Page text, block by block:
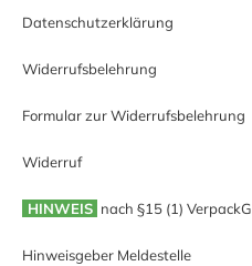
Datenschutzerklärung
Widerrufsbelehrung
Formular zur Widerrufsbelehrung
Widerruf
HINWEIS nach §15 (1) VerpackG
Hinweisgeber Meldestelle